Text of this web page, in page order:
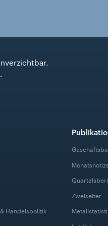
Handelspolitik
Zweiseiter